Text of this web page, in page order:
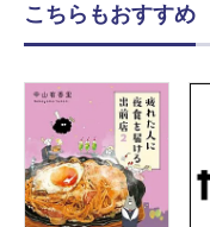
こちらもおすすめ